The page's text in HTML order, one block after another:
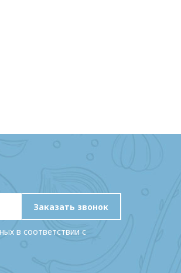
Заказать звонок
в соответствии с